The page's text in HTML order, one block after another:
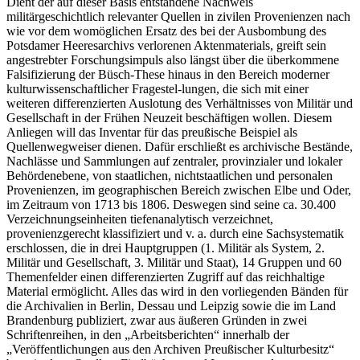
militärgeschichtlich relevanter Quellen in zivilen Provenienzen nach
wie vor dem womöglichen Ersatz des bei der Ausbombung des
Potsdamer Heeresarchivs verlorenen Aktenmaterials, greift sein
angestrebter Forschungsimpuls also längst über die überkommene
Falsifizierung der Büsch-These hinaus in den Bereich moderner
kulturwissenschaftlicher Fragestel-lungen, die sich mit einer
weiteren differenzierten Auslotung des Verhältnisses von Militär und
Gesellschaft in der Frühen Neuzeit beschäftigen wollen. Diesem
Anliegen will das Inventar für das preußische Beispiel als
Quellenwegweiser dienen. Dafür erschließt es archivische Bestände,
Nachlässe und Sammlungen auf zentraler, provinzialer und lokaler
Behördenebene, von staatlichen, nichtstaatlichen und personalen
Provenienzen, im geographischen Bereich zwischen Elbe und Oder,
im Zeitraum von 1713 bis 1806. Deswegen sind seine ca. 30.400
Verzeichnungseinheiten tiefenanalytisch verzeichnet,
provenienzgerecht klassifiziert und v. a. durch eine Sachsystematik
erschlossen, die in drei Hauptgruppen (1. Militär als System, 2.
Militär und Gesellschaft, 3. Militär und Staat), 14 Gruppen und 60
Themenfelder einen differenzierten Zugriff auf das reichhaltige
Material ermöglicht. Alles das wird in den vorliegenden Bänden für
die Archivalien in Berlin, Dessau und Leipzig sowie die im Land
Brandenburg publiziert, zwar aus äußeren Gründen in zwei
Schriftenreihen, in den „Arbeitsberichten“ innerhalb der
„Veröffentlichungen aus den Archiven Preußischer Kulturbesitz“